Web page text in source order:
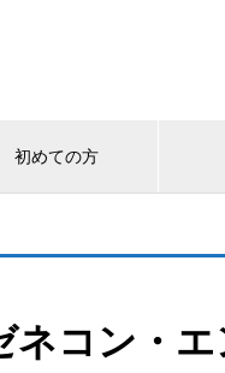
初めての方
ネコン・